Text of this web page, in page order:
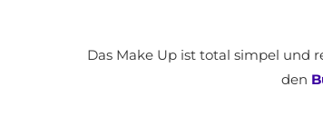
Das Make Up ist total simpel und
den